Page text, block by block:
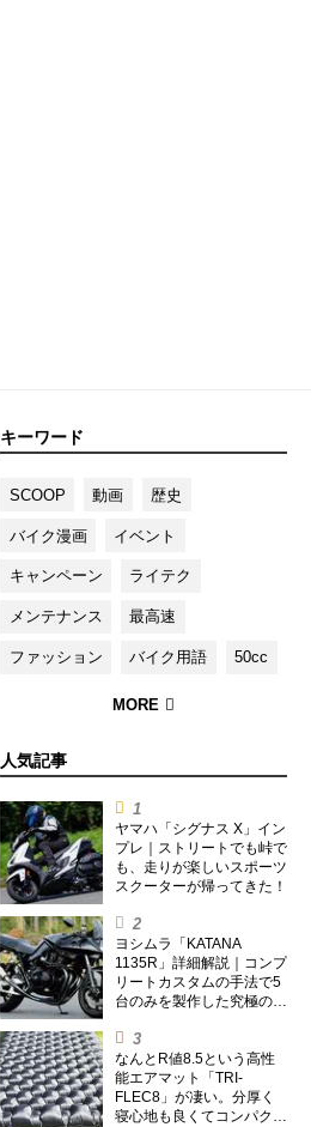
キーワード
SCOOP 動画 歴史
バイク漫画 イベント
キャンペーン ライテク
メンテナンス 最高速
ファッション バイク用語 50cc
人気記事
ヤマハ「シグナス X」イン
プレ｜ストリートでも峠で
も、走りが楽しいスポーツ
スクーターが帰ってきた！
ヨシムラ「KATANA
1135R」詳細解説｜コンプ
リートカスタムの手法で5
台のみを製作した究極の銘
なんとR値8.5という高性
能エアマット「TRI-
FLEC8」が凄い。分厚く
寝心地も良くてコンパクト